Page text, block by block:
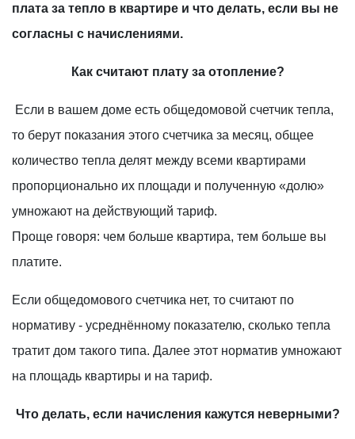
плата за тепло в квартире и что делать, если вы не
согласны с начислениями.
Как считают плату за отопление?
Если в вашем доме есть общедомовой счетчик тепла,
то берут показания этого счетчика за месяц, общее
количество тепла делят между всеми квартирами
пропорционально их площади и полученную «долю»
умножают на действующий тариф.
Проще говоря: чем больше квартира, тем больше вы
платите.
Если общедомового счетчика нет, то считают по
нормативу - усреднённому показателю, сколько тепла
тратит дом такого типа. Далее этот норматив умножают
на площадь квартиры и на тариф.
Что делать, если начисления кажутся неверными?